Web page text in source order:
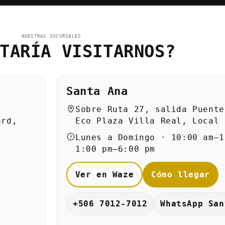
NUESTRAS SUCURSALES
VISITARNOS?
Santa Ana
Sobre Ruta 27, salida
Eco Plaza Villa Real, Local
Lunes a Domingo · 10:00
1:00 pm–6:00 pm
Ver en Waze Cómo llegar
+506 7012-7012 WhatsApp